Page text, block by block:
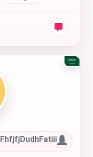
FhfjfjDudhFatiii